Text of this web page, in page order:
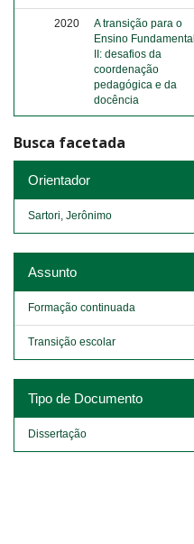
2020
A transição para o
Ensino Fundamental
II: desafios da
coordenação
pedagógica e da
docência
Busca facetada
Orientador
Sartori, Jerônimo
Assunto
Formação continuada
Transição escolar
Tipo de Documento
Dissertação